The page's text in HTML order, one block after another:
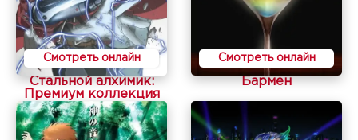
Смотреть онлайн
Стальной алхимик:
Премиум коллекция
Смотреть онлайн
Бармен